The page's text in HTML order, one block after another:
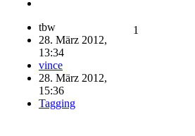
tbw
28. März 2012,
13:34
vince
28. März 2012,
15:36
Tagging
1